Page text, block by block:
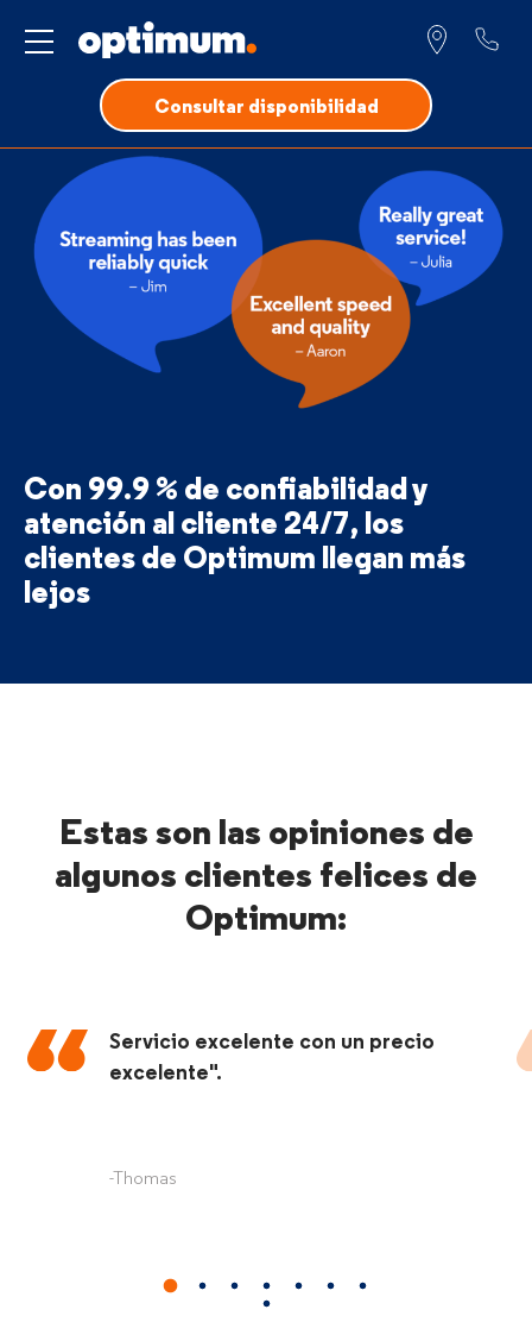
Servicio para
Con 99.9 % de confiabilidady
atención al cliente 24/7, los
clientes de Optimum llegan más
lejos
Estas son las opiniones de
algunos clientes felices de
Optimum:
Servicio excelente con un precio
excelente".
-Thomas
Consultar disponibilidad